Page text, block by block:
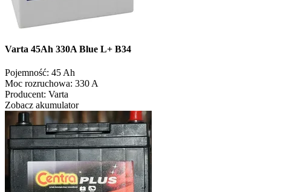
Varta 45Ah 330A Blue L+ B34
Pojemność: 45 Ah
Moc rozruchowa: 330 A
Producent: Varta
Zobacz akumulator